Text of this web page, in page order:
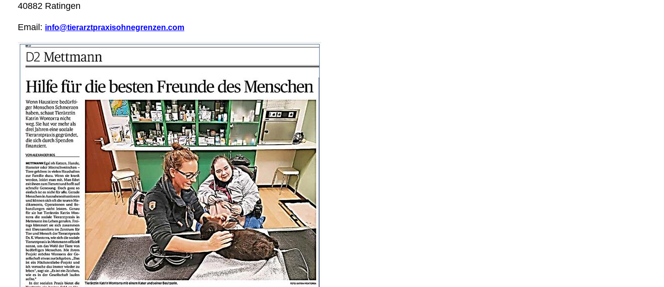
40882 Ratingen
Email: info@tierarztpraxisohnegrenzen.com